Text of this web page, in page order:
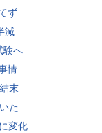
ず
減
験へ
情
末
た
変化